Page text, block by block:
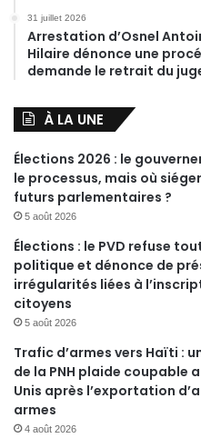
31 juillet 2026
Arrestation d’Osnel
Hilaire dénonce une
demande le retrait du
À LA UNE
Élections 2026 : le
le processus, mais où
futurs parlementaires ?
5 août 2026
Élections : le PVD refuse
politique et dénonce de
irrégularités liées à
citoyens
5 août 2026
Trafic d’armes vers Haïti :
de la PNH plaide coupable
Unis après l’exportation
armes
4 août 2026